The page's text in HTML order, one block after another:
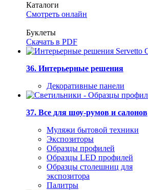
Каталоги
Смотреть онлайн
Буклеты
Скачать в PDF
36. Интерьерные решения
Декоративные панели
37. Все для шоу-румов и салонов
Муляжи бытовой техники
Экспозиторы
Образцы профилей
Образцы LED профилей
Образцы столешниц для
экспозитора
Палитры